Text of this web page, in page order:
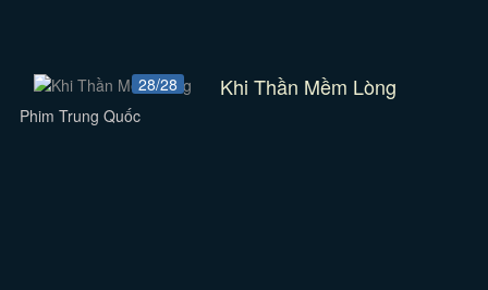
28/28 Khi Thần Mềm Lòng
Phim Trung Quốc